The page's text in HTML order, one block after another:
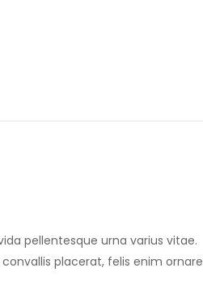
pellentesque urna varius vitae.
placerat, felis enim ornare